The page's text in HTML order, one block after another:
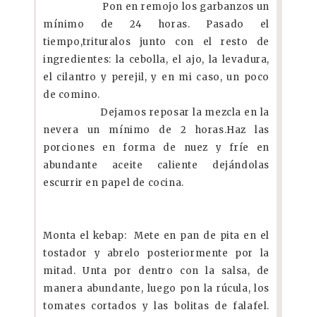
Pon en remojo los garbanzos un
mínimo de 24 horas. Pasado el
tiempo,trituralos junto con el resto de
ingredientes: la cebolla, el ajo, la levadura,
el cilantro y perejil, y en mi caso, un poco
de comino.
Dejamos reposar la mezcla en la
nevera un mínimo de 2 horas.Haz las
porciones en forma de nuez y fríe en
abundante aceite caliente dejándolas
escurrir en papel de cocina.
Monta el kebap: Mete en pan de pita en el
tostador y abrelo posteriormente por la
mitad. Unta por dentro con la salsa, de
manera abundante, luego pon la rúcula, los
tomates cortados y las bolitas de falafel.